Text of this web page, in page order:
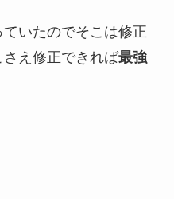
いたのでそこは修正
え修正できれば最強